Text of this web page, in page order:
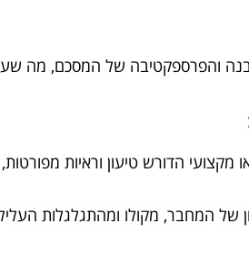
והפרספקטיבה של המסכם, מה
הדורש טיעון וראיות
המחבר, מקולו ומהתגלגלות